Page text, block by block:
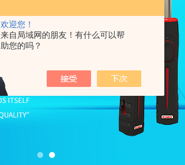
欢迎您！
来自局域网的朋友！有什么可以帮
助您的吗？